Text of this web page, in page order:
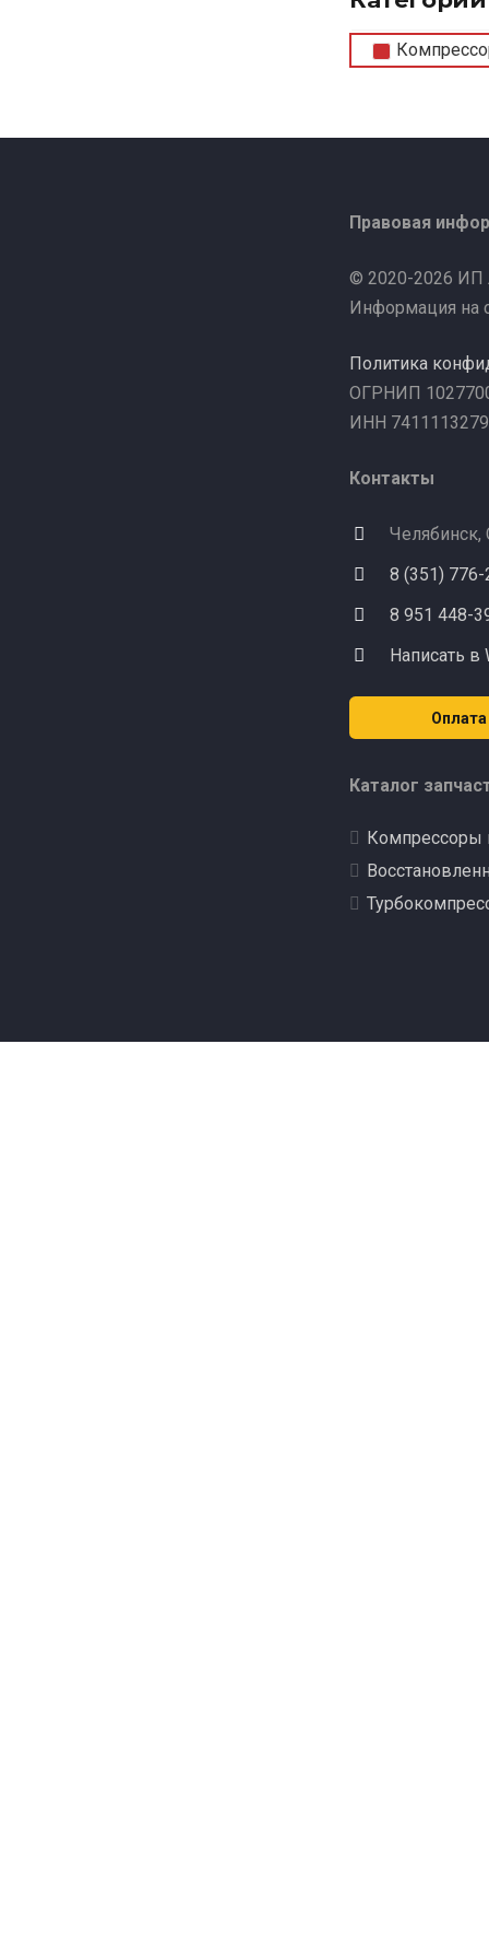
Правовая
© 2020-2026 ИП
Информация на
Политика
ОГРНИП
ИНН
Контакты
Челябинск,
8 (351)
8 951 448-
Написать в
Оплата
Каталог
Компрессоры